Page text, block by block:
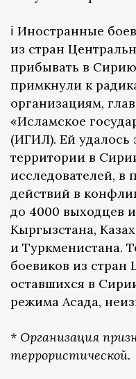
ℹ️ Иностранные
из стран
прибывать в Сирию
примкнули к
организациям,
«Исламское
(ИГИЛ). Ей удалось
территории в
исследователей, в
действий в
до 4000 выходцев
Кыргызстана,
и Туркменистана.
боевиков из стран
оставшихся в
режима Асада,
* Организация
террористической.